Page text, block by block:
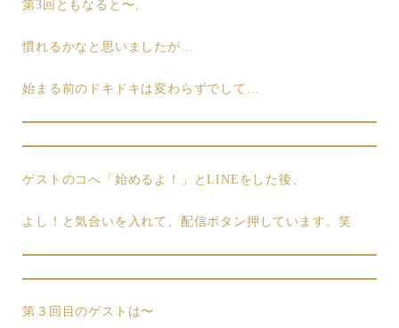
第3回ともなると〜、
慣れるかなと思いましたが…
始まる前のドキドキは変わらずでして…
ゲストのコへ「始めるよ！」とLINEをした後、
よし！と気合いを入れて、配信ボタン押しています。笑
第３回目のゲストは〜